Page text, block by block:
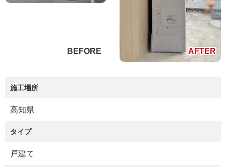
施工場所
高知県
タイプ
戸建て